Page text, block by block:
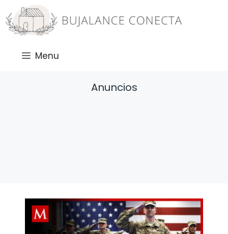
Saltar
al
contenido
Menu
Anuncios